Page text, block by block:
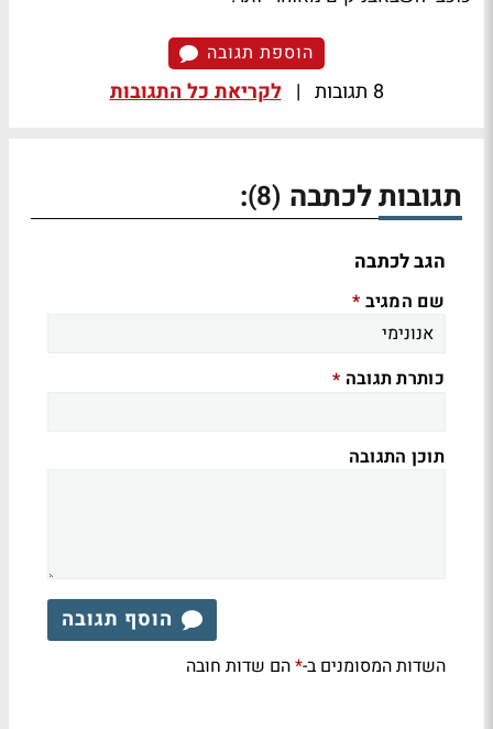
הוספת תגובה
8 תגובות | לקריאת כל התגובות
תגובות לכתבה (8)
:
הגב לכתבה
שם המגיב *
כותרת תגובה *
תוכן התגובה
הוסף תגובה
השדות המסומנים ב-*הם שדות חובה